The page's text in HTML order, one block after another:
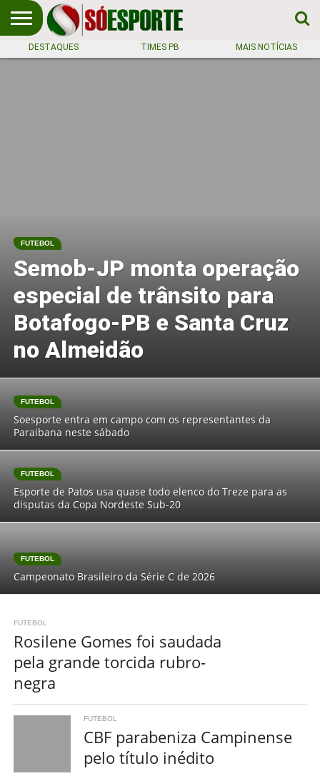
NOTÍCIA
ESPORTIVA
O SÓ
NOTÍCIAS
APOSTAS
DESTAQUES TIMES PB MAIS NOTÍCIAS
FUTEBOL
Semob-JP monta operação
especial de trânsito para
Botafogo-PB e Santa Cruz
no Almeidão
FUTEBOL
Soesporte entra em campo com os representantes da
Paraibana neste sábado
FUTEBOL
Esporte de Patos usa quase todo elenco do Treze para as
disputas da Copa Nordeste Sub-20
FUTEBOL
Campeonato Brasileiro da Série C de 2026
FUTEBOL
Rosilene Gomes foi saudada
pela grande torcida rubro-
negra
FUTEBOL
CBF parabeniza Campinense
pelo título inédito